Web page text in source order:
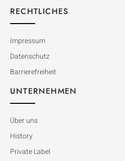
RECHTLICHES
Impressum
Datenschutz
Barrierefreiheit
UNTERNEHMEN
Über uns
History
Private Label